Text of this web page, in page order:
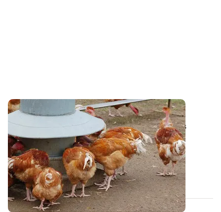
Qualité des récoltes pour l'alimentation
animale
: téléchargez les dernières lettres
Qualit@lim
Retrouvez les résultats des enquêtes menées par
ARVALIS et FranceAgriMer, avec le soutien...
20 FÉVR. 2026